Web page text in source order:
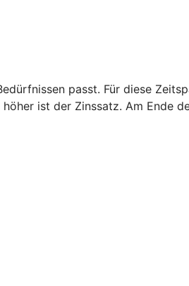
passt. Für diese
ist der Zinssatz. Am Ende